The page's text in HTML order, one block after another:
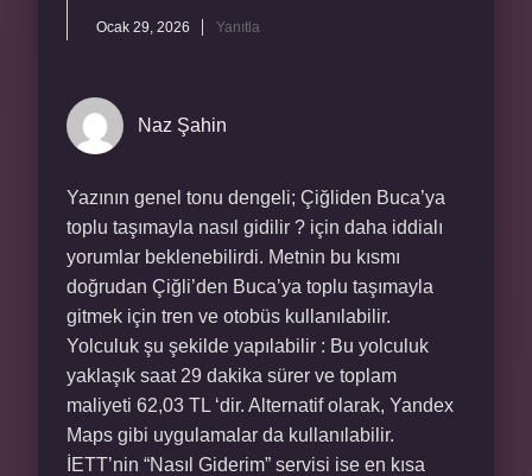
Ocak 29, 2026 Yanıtla
Naz Şahin
Yazının genel tonu dengeli; Çiğliden Buca’ya
toplu taşımayla nasıl gidilir ? için daha iddialı
yorumlar beklenebilirdi. Metnin bu kısmı
doğrudan Çiğli’den Buca’ya toplu taşımayla
gitmek için tren ve otobüs kullanılabilir.
Yolculuk şu şekilde yapılabilir : Bu yolculuk
yaklaşık saat 29 dakika sürer ve toplam
maliyeti 62,03 TL ‘dir. Alternatif olarak, Yandex
Maps gibi uygulamalar da kullanılabilir.
İETT’nin “Nasıl Giderim” servisi ise en kısa